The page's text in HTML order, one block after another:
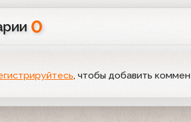
0
, чтобы добавить